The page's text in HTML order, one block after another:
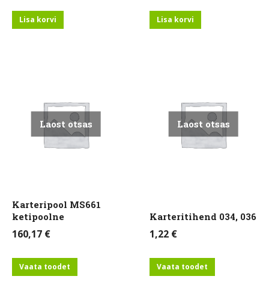
Lisa korvi Lisa korvi
Laost otsas
Karteripool MS661
ketipoolne
160,17 €
Vaata toodet
Laost otsas
Karteritihend 034, 036
1,22 €
Vaata toodet